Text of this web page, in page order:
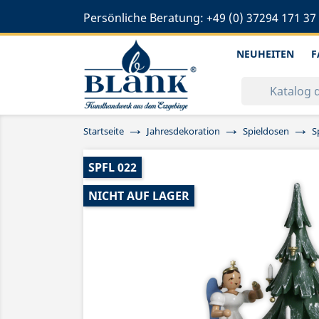
Persönliche Beratung: +49 (0) 37294 171 37
NEUHEITEN
Startseite Jahresdekoration Spieldosen
SPFL 022
NICHT AUF LAGER